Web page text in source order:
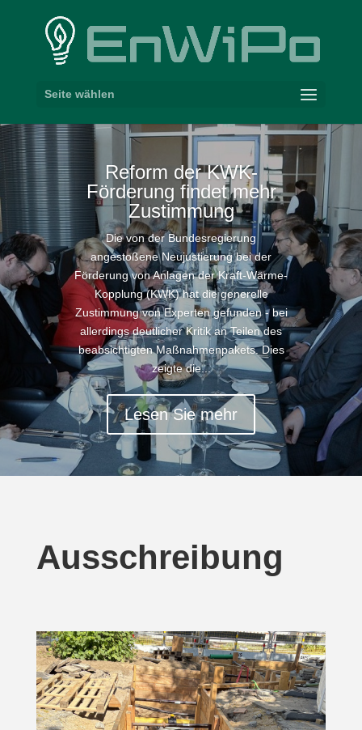
Seite wählen
Reform der KWK-​
Förderung findet mehr
Zustimmung
Die von der Bundesregierung
angestoßene Neujustierung bei der
Förderung von Anlagen der Kraft-Wärme-
Kopplung (KWK) hat die generelle
Zustimmung von Experten gefunden - bei
allerdings deutlicher Kritik an Teilen des
beabsichtigten Maßnahmenpakets. Dies
zeigte die...
Lesen Sie mehr
Ausschreibung